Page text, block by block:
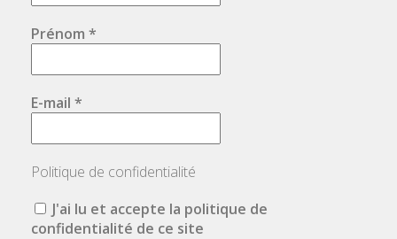
Prénom *
E-mail *
Politique de confidentialité
J'ai lu et accepte la politique de
confidentialité de ce site